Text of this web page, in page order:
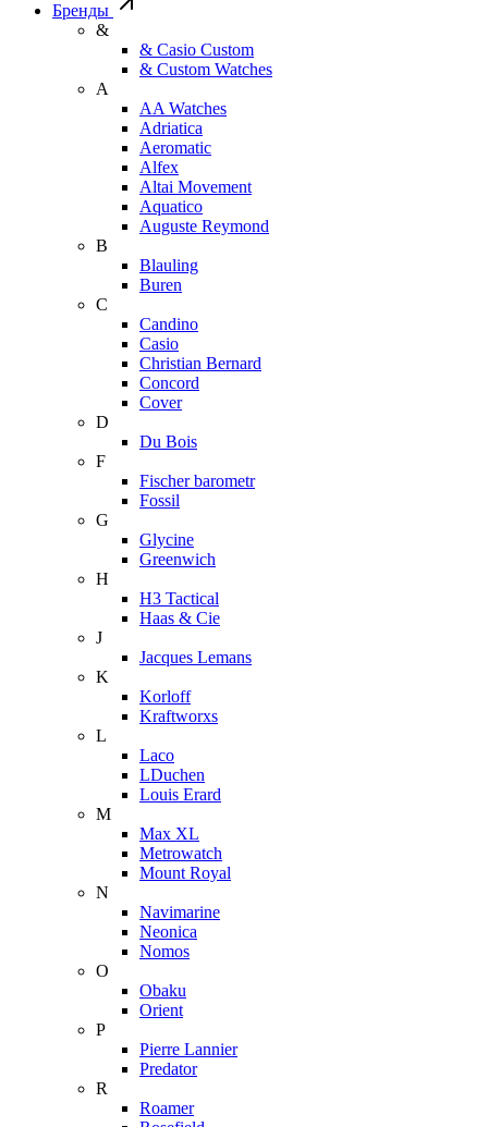
Бренды
&
& Casio Custom
& Custom Watches
A
AA Watches
Adriatica
Aeromatic
Alfex
Altai Movement
Aquatico
Auguste Reymond
B
Blauling
Buren
C
Candino
Casio
Christian Bernard
Concord
Cover
D
Du Bois
F
Fischer barometr
Fossil
G
Glycine
Greenwich
H
H3 Tactical
Haas & Cie
J
Jacques Lemans
K
Korloff
Kraftworxs
L
Laco
LDuchen
Louis Erard
M
Max XL
Metrowatch
Mount Royal
N
Navimarine
Neonica
Nomos
O
Obaku
Orient
P
Pierre Lannier
Predator
R
Roamer